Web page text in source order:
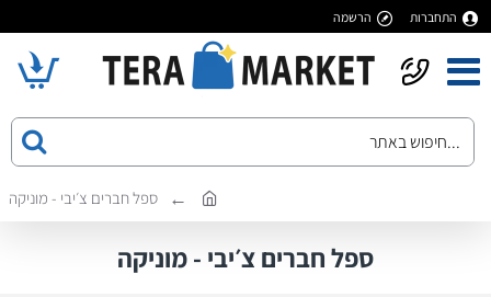
התחברות הרשמה
ספל חברים צ׳יבי - מוניקה
ספל חברים צ׳יבי - מוניקה